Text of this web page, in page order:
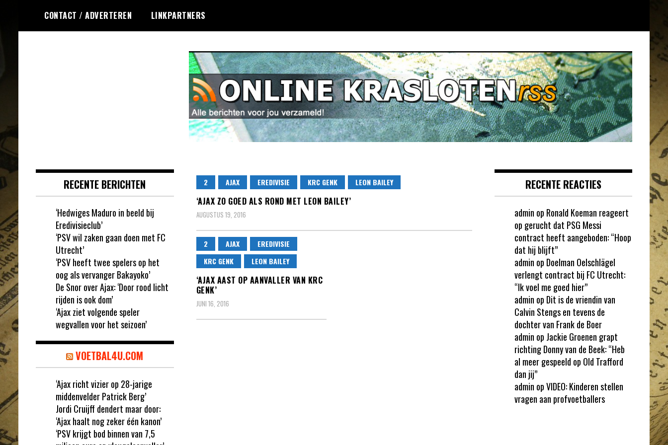
de
CONTACT / ADVERTEREN LINKPARTNERS
2 AJAX EREDIVISIE KRC GENK LEON BAILEY
‘AJAX ZO GOED ALS ROND MET LEON BAILEY’
AUGUSTUS 19, 2016
2 AJAX
EREDIVISIE
KRC GENK
LEON BAILEY
‘AJAX AAST OP AANVALLER VAN KRC
GENK’
JUNI 16, 2016
RECENTE BERICHTEN
‘Hedwiges Maduro in beeld bij
Eredivisieclub’
‘PSV wil zaken gaan doen met FC
Utrecht’
‘PSV heeft twee spelers op het
oog als vervanger Bakayoko’
De Snor over Ajax: ‘Door rood licht
rijden is ook dom’
‘Ajax ziet volgende speler
wegvallen voor het seizoen’
VOETBAL4U.COM
‘Ajax richt vizier op 28-jarige
middenvelder Patrick Berg’
Jordi Cruijff dendert maar door:
‘Ajax haalt nog zeker één kanon’
‘PSV krijgt bod binnen van 7,5
RECENTE REACTIES
admin op Ronald Koeman reageert
op gerucht dat PSG Messi
contract heeft aangeboden: “Hoop
dat hij blijft”
admin op Doelman Oelschlägel
verlengt contract bij FC Utrecht:
“Ik voel me goed hier”
admin op Dit is de vriendin van
Calvin Stengs en tevens de
dochter van Frank de Boer
admin op Jackie Groenen grapt
richting Donny van de Beek: “Heb
al meer gespeeld op Old Trafford
dan jij”
admin opVIDEO: Kinderen stellen
vragen aan profvoetballers